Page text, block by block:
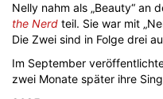
Nelly nahm als „Beauty“ an
the Nerd teil. Sie war mit
Die Zwei sind in Folge drei
Im September
zwei Monate später ihre